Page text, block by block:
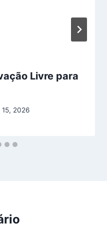
Livre para
15, 2026